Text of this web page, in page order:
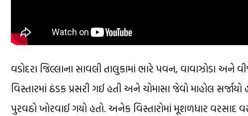
વડોદરા જિલ્લાના સાવલી તાલુકામાં ભારે પવન, વાવાઝોડા
વિસ્તારમાં ઠંડક પ્રસરી ગઈ હતી અને ચોમાસા જેવો માહોલ
પુરવઠો ખોરવાઈ ગયો હતો. અનેક વિસ્તારોમાં મૂશળધાર